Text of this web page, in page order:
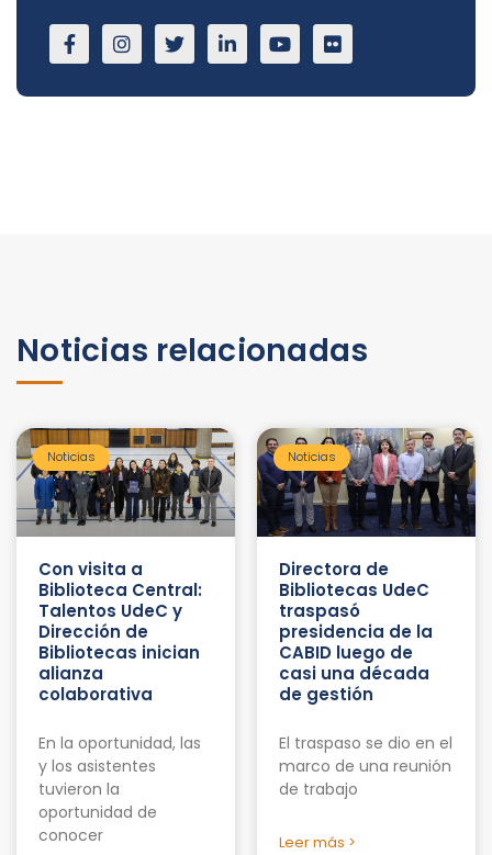
Noticias relacionadas
Noticias
Con visita a
Biblioteca Central:
Talentos UdeC y
Dirección de
Bibliotecas inician
alianza
colaborativa
En la oportunidad, las
y los asistentes
tuvieron la
oportunidad de
conocer
Noticias
Directora de
Bibliotecas UdeC
traspasó
presidencia de la
CABID luego de
casi una década
de gestión
El traspaso se dio en el
marco de una reunión
de trabajo
Leer más >